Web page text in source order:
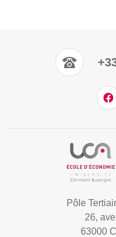
Pôle
26,
63000